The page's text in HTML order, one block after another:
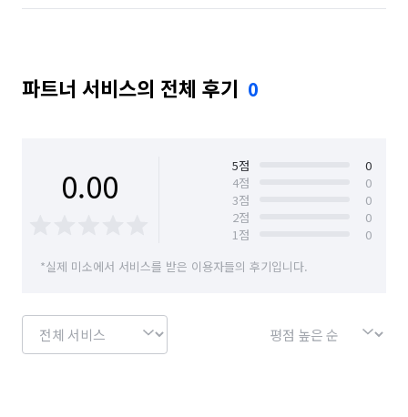
서울 동대문구 서울 동작구 서울 마포구
서울 성북구 서울 송파구 서울 양천구
서울 중랑구
파트너 서비스의 전체 후기 0
0.00 5점
0
4점
0
3점
0
2점
0
1점
0
*실제 미소에서 서비스를 받은 이용자들의 후기입니다.